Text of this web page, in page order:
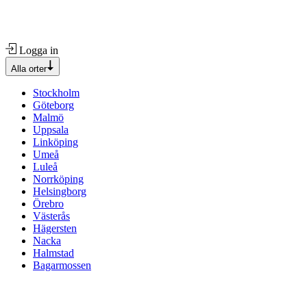
Logga in
Alla orter
Stockholm
Göteborg
Malmö
Uppsala
Linköping
Umeå
Luleå
Norrköping
Helsingborg
Örebro
Västerås
Hägersten
Nacka
Halmstad
Bagarmossen